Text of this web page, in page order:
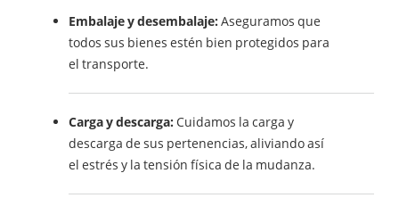
Embalaje y desembalaje: Aseguramos que
todos sus bienes estén bien protegidos para
el transporte.
Carga y descarga: Cuidamos la carga y
descarga de sus pertenencias, aliviando así
el estrés y la tensión física de la mudanza.